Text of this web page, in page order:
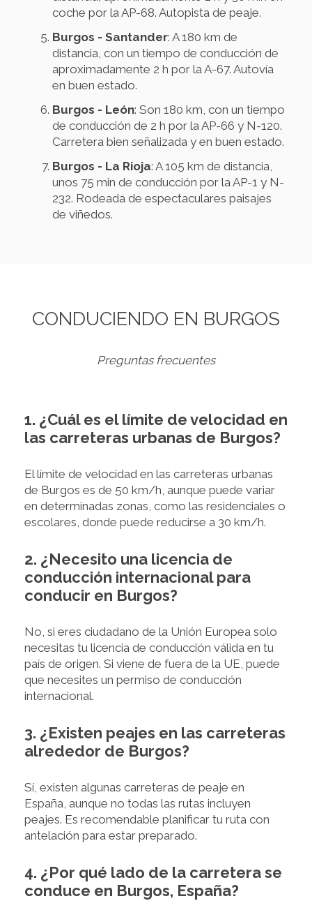
coche por la AP-68. Autopista de peaje.
Burgos - Santander: A 180 km de
distancia, con un tiempo de conducción de
aproximadamente 2 h por la A-67. Autovía
en buen estado.
Burgos - León: Son 180 km, con un tiempo
de conducción de 2 h por la AP-66 y N-120.
Carretera bien señalizada y en buen estado.
Burgos - La Rioja: A 105 km de distancia,
unos 75 min de conducción por la AP-1 y N-
232. Rodeada de espectaculares paisajes
de viñedos.
CONDUCIENDO EN BURGOS
Preguntas frecuentes
1. ¿Cuál es el límite de velocidad en
las carreteras urbanas de Burgos?
El límite de velocidad en las carreteras urbanas
de Burgos es de 50 km/h, aunque puede variar
en determinadas zonas, como las residenciales o
escolares, donde puede reducirse a 30 km/h.
2. ¿Necesito una licencia de
conducción internacional para
conducir en Burgos?
No, si eres ciudadano de la Unión Europea solo
necesitas tu licencia de conducción válida en tu
país de origen. Si viene de fuera de la UE, puede
que necesites un permiso de conducción
internacional.
3. ¿Existen peajes en las carreteras
alrededor de Burgos?
Sí, existen algunas carreteras de peaje en
España, aunque no todas las rutas incluyen
peajes. Es recomendable planificar tu ruta con
antelación para estar preparado.
4. ¿Por qué lado de la carretera se
conduce en Burgos, España?